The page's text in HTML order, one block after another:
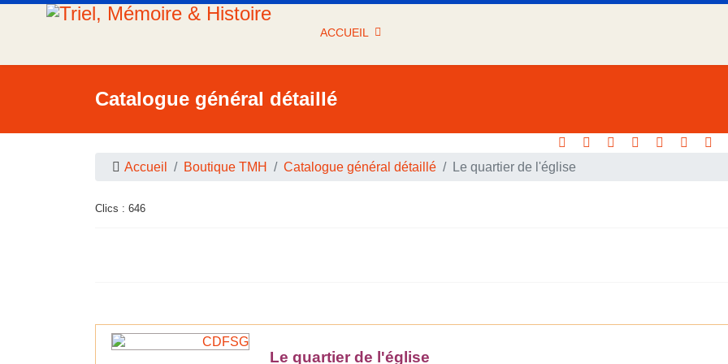
ACCUEIL
Catalogue général détaillé
Accueil Boutique TMH Catalogue général détaillé Le quartier de l'église
Clics : 646
Le quartier de l'église